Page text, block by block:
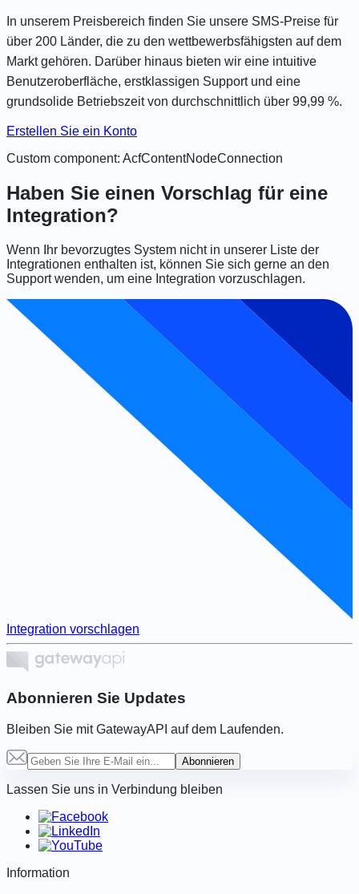
In unserem Preisbereich finden Sie unsere SMS-Preise für
über 200 Länder, die zu den wettbewerbsfähigsten auf dem
Markt gehören. Darüber hinaus bieten wir eine intuitive
Benutzeroberfläche, erstklassigen Support und eine
grundsolide Betriebszeit von durchschnittlich über 99,99 %.
Erstellen Sie ein Konto
Custom component: AcfContentNodeConnection
Haben Sie einen Vorschlag für eine
Integration?
Wenn Ihr bevorzugtes System nicht in unserer Liste der
Integrationen enthalten ist, können Sie sich gerne an den
Support wenden, um eine Integration vorzuschlagen.
Integration vorschlagen
Abonnieren Sie Updates
Bleiben Sie mit GatewayAPI auf dem Laufenden.
Abonnieren
Lassen Sie uns in Verbindung bleiben
Information